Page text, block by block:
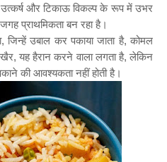
उत्कर्ष और टिकाऊ विकल्प के रूप में उभर
प्राथमिकता बन रहा है।
,जिन्हें उबाल कर पकाया जाता है,कोमल
खैर,यह हैरान करने वाला लगता है,लेकिन
की आवश्यकता नहीं होती है।